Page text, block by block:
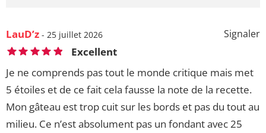
Signaler
LauD’z - 25 juillet 2026
Excellent
Je ne comprends pas tout le monde critique mais met
5 étoiles et de ce fait cela fausse la note de la recette.
Mon gâteau est trop cuit sur les bords et pas du tout au
milieu. Ce n’est absolument pas un fondant avec 25